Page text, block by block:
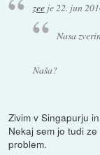
zeeje22. jun
Nasa
Naša?
Zivim v Singapurju
Nekaj sem jo tudi
problem.